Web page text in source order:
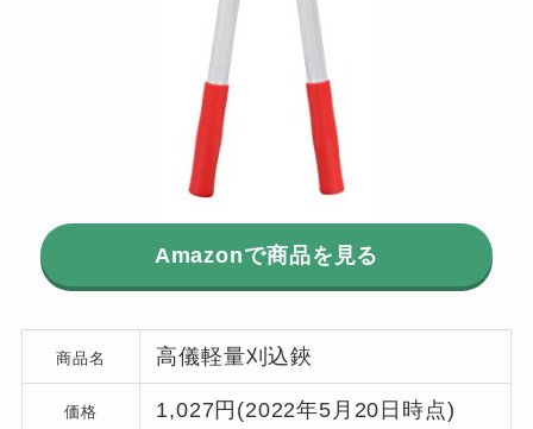
Amazonで商品を見る
商品名 高儀軽量刈込鋏
価格 1,027円(2022年5月20日時点)